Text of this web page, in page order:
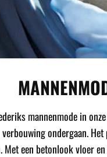
mannenmode in
ondergaan.
Met een betonlook vloer